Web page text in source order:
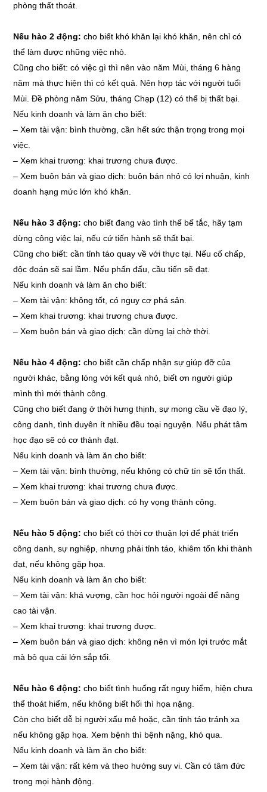
phòng thất thoát.
Nếu hào 2 động:cho biết khó khăn lại khó khăn, nên chỉ có
thể làm được những việc nhỏ.
Cũng cho biết: có việc gì thì nên vào năm Mùi, tháng 6 hàng
năm mà thực hiện thì có kết quả. Nên hợp tác với người tuổi
Mùi. Đề phòng năm Sửu, tháng Chạp (12) có thể bị thất bại.
Nếu kinh doanh và làm ăn cho biết:
– Xem tài vận: bình thường, cần hết sức thận trọng trong mọi
việc.
– Xem khai trương: khai trương chưa được.
– Xem buôn bán và giao dịch: buôn bán nhỏ có lợi nhuận, kinh
doanh hạng mức lớn khó khăn.
Nếu hào 3 động:cho biết đang vào tình thế bế tắc, hãy tạm
dừng công việc lại, nếu cứ tiến hành sẽ thất bại.
Cũng cho biết: cần tỉnh táo quay về với thực tại. Nếu cố chấp,
độc đoán sẽ sai lầm. Nếu phấn đấu, cầu tiến sẽ đạt.
Nếu kinh doanh và làm ăn cho biết:
– Xem tài vận: không tốt, có nguy cơ phá sản.
– Xem khai trương: khai trương chưa được.
– Xem buôn bán và giao dịch: cần dừng lại chờ thời.
Nếu hào 4 động:cho biết cần chấp nhận sự giúp đỡ của
người khác, bằng lòng với kết quả nhỏ, biết ơn người giúp
mình thì mới thành công.
Cũng cho biết đang ở thời hưng thịnh, sự mong cầu về đạo lý,
công danh, tình duyên ít nhiều đều toại nguyện. Nếu phát tâm
học đạo sẽ có cơ thành đạt.
Nếu kinh doanh và làm ăn cho biết:
– Xem tài vận: bình thường, nếu không có chữ tín sẽ tổn thất.
– Xem khai trương: khai trương chưa được.
– Xem buôn bán và giao dịch: có hy vọng thành công.
Nếu hào 5 động: cho biết có thời cơ thuận lợi để phát triển
công danh, sự nghiệp, nhưng phải tỉnh táo, khiêm tốn khi thành
đạt, nếu không gặp họa.
Nếu kinh doanh và làm ăn cho biết:
– Xem tài vận: khá vượng, cần học hỏi người ngoài để nâng
cao tài vận.
– Xem khai trương: khai trương được.
– Xem buôn bán và giao dịch: không nên vì món lợi trước mắt
mà bỏ qua cái lớn sắp tối.
Nếu hào 6 động: cho biết tình huống rất nguy hiểm, hiện chưa
thể thoát hiểm, nếu không biết hối thì họa nặng.
Còn cho biết dễ bị người xấu mê hoặc, cần tỉnh táo tránh xa
nếu không gặp họa. Xem bệnh thì bệnh nặng, khó qua.
Nếu kinh doanh và làm ăn cho biết:
– Xem tài vận: rất kém và theo hướng suy vi. Cần có tâm đức
trong mọi hành động.